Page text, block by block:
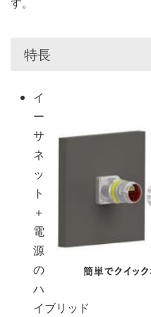
特長
イ
ー
サ
ネ
ッ
ト
＋
電
源
の
ハ
イブリッド